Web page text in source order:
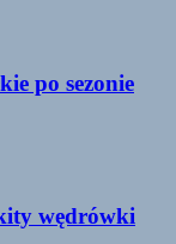
po sezonie
wędrówki